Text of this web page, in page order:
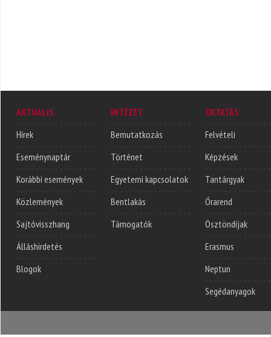
AKTUÁLIS
Hírek
Eseménynaptár
Korábbi események
Közlemények
Sajtóvisszhang
Álláshirdetés
Blogok
INTÉZET
Bemutatkozás
Történet
Egyetemi kapcsolatok
Bentlakás
Támogatók
OKTATÁS
Felvételi
Képzések
Tantárgyak
Órarend
Ösztöndíjak
Erasmus
Neptun
Segédanyagok